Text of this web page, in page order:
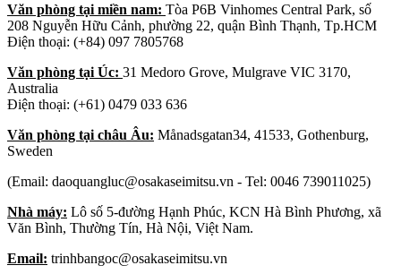
Văn phòng tại miền nam: Tòa P6B Vinhomes Central Park, số
208 Nguyễn Hữu Cảnh, phường 22, quận Bình Thạnh, Tp.HCM
Điện thoại: (+84) 097 7805768
Văn phòng tại Úc: 31 Medoro Grove, Mulgrave VIC 3170,
Australia
Điện thoại: (+61) 0479 033 636
Văn phòng tại châu Âu: Månadsgatan34, 41533, Gothenburg,
Sweden
(Email: daoquangluc@osakaseimitsu.vn - Tel: 0046 739011025)
Nhà máy: Lô số 5-đường Hạnh Phúc, KCN Hà Bình Phương, xã
Văn Bình, Thường Tín, Hà Nội, Việt Nam.
Email: trinhbangoc@osakaseimitsu.vn